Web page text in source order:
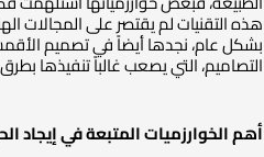
هذه التقنيات لم يقتصر على المجالات
التصاميم، التي يصعب غالباً تنفيذها بطرق
أهم الخوارزميات المتبعة في إيجاد